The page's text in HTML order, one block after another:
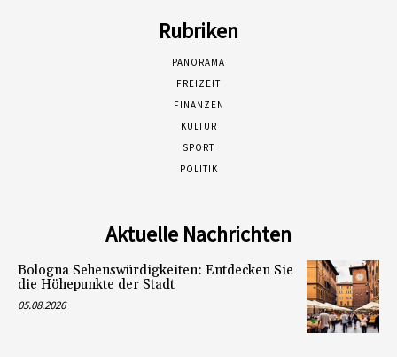
Rubriken
PANORAMA
FREIZEIT
FINANZEN
KULTUR
SPORT
POLITIK
Aktuelle Nachrichten
Bologna Sehenswürdigkeiten: Entdecken Sie
die Höhepunkte der Stadt
05.08.2026